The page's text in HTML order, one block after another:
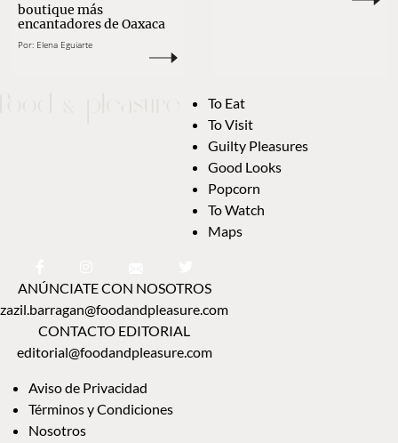
boutique más
encantadores de Oaxaca
Por: Elena Eguiarte
To Eat
To Visit
Guilty Pleasures
Good Looks
Popcorn
To Watch
Maps
ANÚNCIATE CON NOSOTROS
zazil.barragan@foodandpleasure.com
CONTACTO EDITORIAL
editorial@foodandpleasure.com
Aviso de Privacidad
Términos y Condiciones
Nosotros